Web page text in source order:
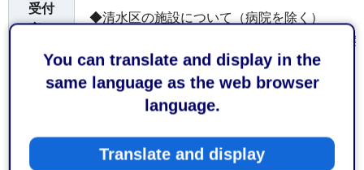
You can translate and display in the
same language as the web browser
language.
Translate and display
受付
窓口
◆清水区の施設について（病院を除く）
静岡市清水区旭町6番8号（静岡市役所清水庁
静岡市保健所清水支所生活食品衛生係
○受付時間
平日の午前8時30分から午後5時15分まで